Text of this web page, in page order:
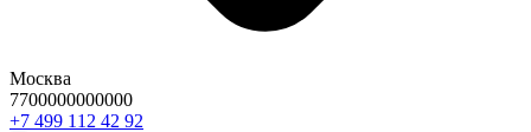
Москва
7700000000000
29 24 211 994 7+